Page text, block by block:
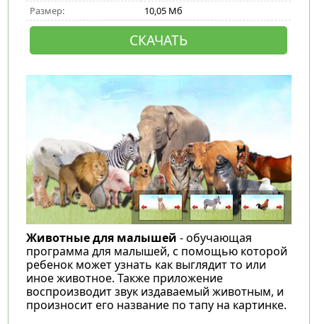
Размер: 10,05 Мб
СКАЧАТЬ
Животные для малышей - обучающая
программа для малышей, с помощью которой
ребенок может узнать как выглядит то или
иное животное. Также приложение
воспроизводит звук издаваемый животным, и
произносит его название по тапу на картинке.